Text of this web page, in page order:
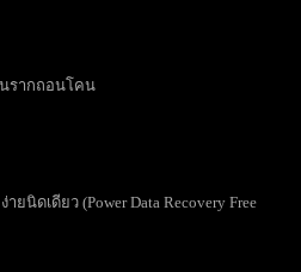
นรากถอนโคน
นิดเดียว (Power Data Recovery Free